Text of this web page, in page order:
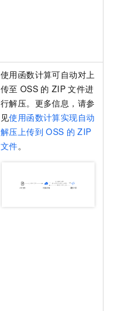
使用函数计算可自动对上
传至 OSS 的 ZIP 文件进
行解压。更多信息，请参
见使用函数计算实现自动
解压上传到 OSS 的 ZIP
文件。